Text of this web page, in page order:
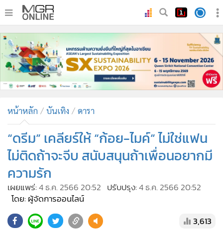
•
• ทันเหตุการณ์
• ภาคใต้
• ภูมิภาค
• บันเทิง
ผู้จัดการรายวัน
คอลัมนิสต์
• ละคร
• CbizReview
• Cyber BIZ
• Good health & Well-being
หน้าหลัก บันเทิง ดารา
“ดรีม” เคลียร์ให้ “ก้อย-ไมค์” ไม่ใช่แฟน
ไม่ติดถ้าจะจีบ สนับสนุนถ้าเพื่อนอยากมี
ความรัก
เผยแพร่:4 ธ.ค. 2566 20:52 ปรับปรุง:4 ธ.ค. 2566 20:52
โดย: ผู้จัดการออนไลน์
3,613